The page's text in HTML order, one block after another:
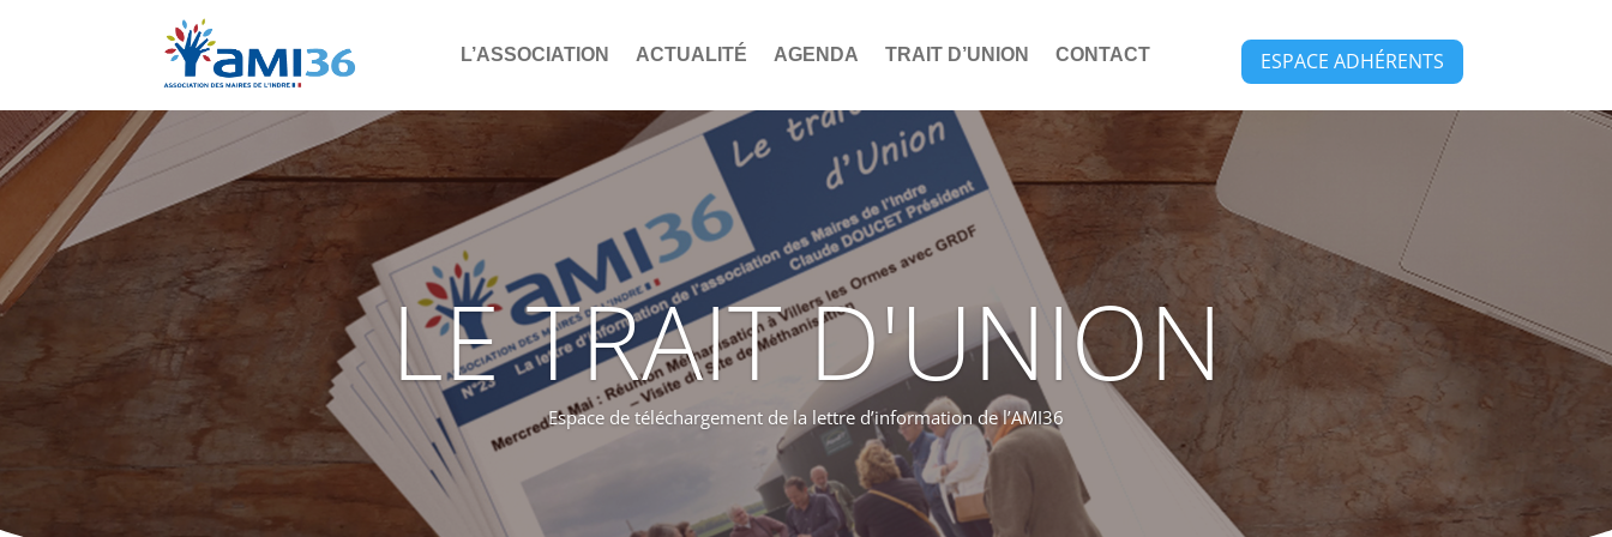
L’ASSOCIATION ACTUALITÉ AGENDA TRAIT D’UNION CONTACT ESPACE ADHÉRENTS
LE TRAIT D'UNION
Espace de téléchargement de la lettre d’information de l’AMI36